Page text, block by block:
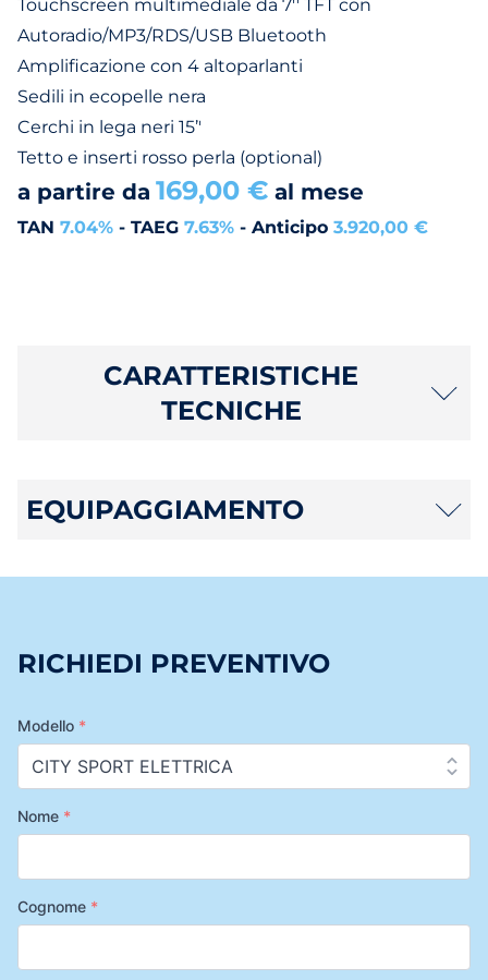
Touchscreen multimediale da 7'' TFT con
Autoradio/MP3/RDS/USB Bluetooth
Amplificazione con 4 altoparlanti
Sedili in ecopelle nera
Cerchi in lega neri 15’'
Tetto e inserti rosso perla (optional)
a partire da 169,00 € al mese
TAN 7.04% - TAEG 7.63% - Anticipo 3.920,00 €
CARATTERISTICHE
TECNICHE
EQUIPAGGIAMENTO
RICHIEDI PREVENTIVO
Modello *
Nome *
Cognome *